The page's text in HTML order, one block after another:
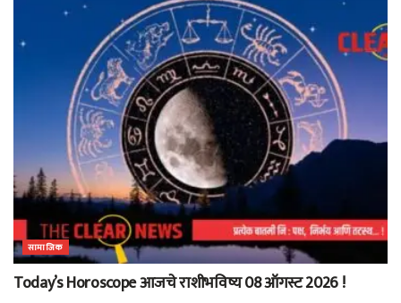
सामाजिक
Today’s Horoscope आजचे राशीभविष्य 08 ऑगस्ट 2026 !